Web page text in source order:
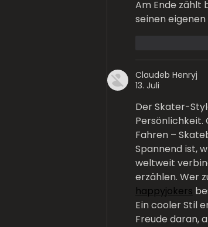
Am Ende zählt
seinen eigenen
Claudeb Henryj
13. Juli
Der Skater-
Persönlichkeit.
Fahren –
Spannend ist,
weltweit
erzählen. Wer
happyjokers
Ein cooler Stil
Freude daran,